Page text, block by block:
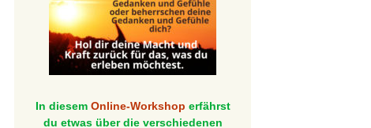
In diesem Online-Workshop erfährst
du etwas über die verschiedenen